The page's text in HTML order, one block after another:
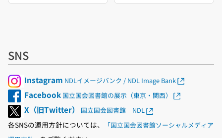
SNS
Instagram NDLイメージバンク / NDL Image Bank
Facebook 国立国会図書館の展示（東京・関西）
X（旧Twitter） 国立国会図書館 NDL
各SNSの運用方針については、
「国立国会図書館ソーシャルメディア